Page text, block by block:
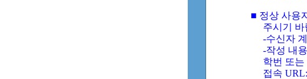
■ 정상 사용
주시기 바
-수신자
-작성 내용
학번 또는
접속 URL: